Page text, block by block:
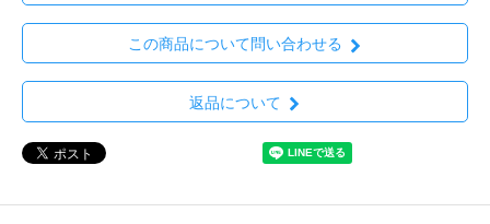
この商品について問い合わせる
返品について